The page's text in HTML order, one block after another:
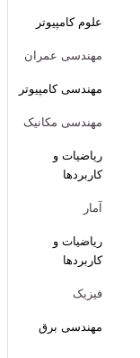
علوم کامپیوتر
مهندسی عمران
مهندسی کامپیوتر
مهندسی مکانیک
ریاضیات و
کاربردها
آمار
ریاضیات و
کاربردها
فیزیک
مهندسی برق